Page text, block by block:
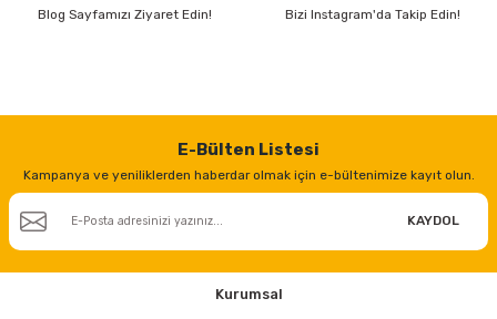
Blog Sayfamızı Ziyaret Edin! Bizi Instagram'da Takip Edin!
E-Bülten Listesi
Kampanya ve yeniliklerden haberdar olmak için e-bültenimize kayıt olun.
KAYDOL
Kurumsal